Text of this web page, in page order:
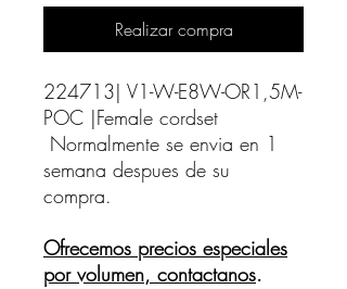
Realizar compra
224713| V1-W-E8W-OR1,5M-
POC |Female cordset
Normalmente se envia en 1
semana despues de su
compra.
Ofrecemos precios especiales
por volumen, contactanos.